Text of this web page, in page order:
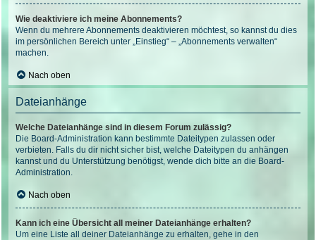
Wie deaktiviere ich meine Abonnements?
Wenn du mehrere Abonnements deaktivieren möchtest, so kannst du dies
im persönlichen Bereich unter „Einstieg“ – „Abonnements verwalten“
machen.
Nach oben
Dateianhänge
Welche Dateianhänge sind in diesem Forum zulässig?
Die Board-Administration kann bestimmte Dateitypen zulassen oder
verbieten. Falls du dir nicht sicher bist, welche Dateitypen du anhängen
kannst und du Unterstützung benötigst, wende dich bitte an die Board-
Administration.
Nach oben
Kann ich eine Übersicht all meiner Dateianhänge erhalten?
Um eine Liste all deiner Dateianhänge zu erhalten, gehe in den